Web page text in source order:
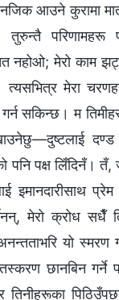
नजिक आउने कुरामा
परिणामहरू
नहोओ; मेरो काम
त्यसभित्र मेरा
सकिन्छ। म
पक्ष लिँदिनँ। तँ,
इमानदारीसाथ
मेरो क्रोध सधैँ
यो
छानबिन